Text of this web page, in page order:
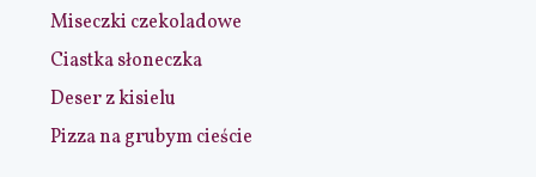
Miseczki czekoladowe
Ciastka słoneczka
Deser z kisielu
Pizza na grubym cieście